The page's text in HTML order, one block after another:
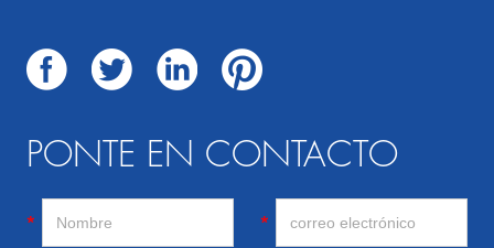
PONTE EN CONTACTO